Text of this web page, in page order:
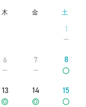
木 金 土
1
6 7 8
13 14 15